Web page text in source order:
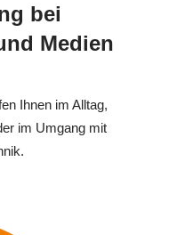
bei
Medien
Ihnen im Alltag,
im Umgang mit